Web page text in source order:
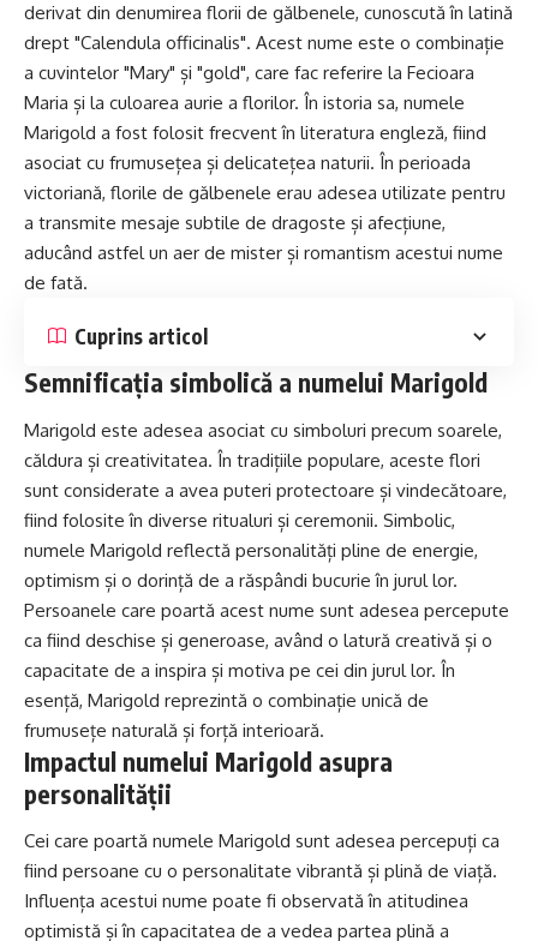
derivat din denumirea florii de gălbenele, cunoscută în latină
drept "Calendula officinalis". Acest nume este o combinație
a cuvintelor "Mary" și "gold", care fac referire la Fecioara
Maria și la culoarea aurie a florilor. În istoria sa, numele
Marigold a fost folosit frecvent în literatura engleză, fiind
asociat cu frumusețea și delicatețea naturii. În perioada
victoriană, florile de gălbenele erau adesea utilizate pentru
a transmite mesaje subtile de dragoste și afecțiune,
aducând astfel un aer de mister și romantism acestui nume
de fată.
Cuprins articol
Semnificația simbolică a numelui Marigold
Marigold este adesea asociat cu simboluri precum soarele,
căldura și creativitatea. În tradițiile populare, aceste flori
sunt considerate a avea puteri protectoare și vindecătoare,
fiind folosite în diverse ritualuri și ceremonii. Simbolic,
numele Marigold reflectă personalități pline de energie,
optimism și o dorință de a răspândi bucurie în jurul lor.
Persoanele care poartă acest nume sunt adesea percepute
ca fiind deschise și generoase, având o latură creativă și o
capacitate de a inspira și motiva pe cei din jurul lor. În
esență, Marigold reprezintă o combinație unică de
frumusețe naturală și forță interioară.
Impactul numelui Marigold asupra
personalității
Cei care poartă numele Marigold sunt adesea percepuți ca
fiind persoane cu o personalitate vibrantă și plină de viață.
Influența acestui nume poate fi observată în atitudinea
optimistă și în capacitatea de a vedea partea plină a